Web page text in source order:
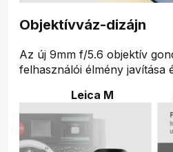
Objektívváz-dizájn
Az új 9mm f/5.6 objektív
felhasználói élmény javítása
Leica M